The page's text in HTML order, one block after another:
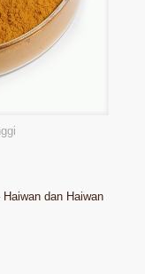
dan Haiwan